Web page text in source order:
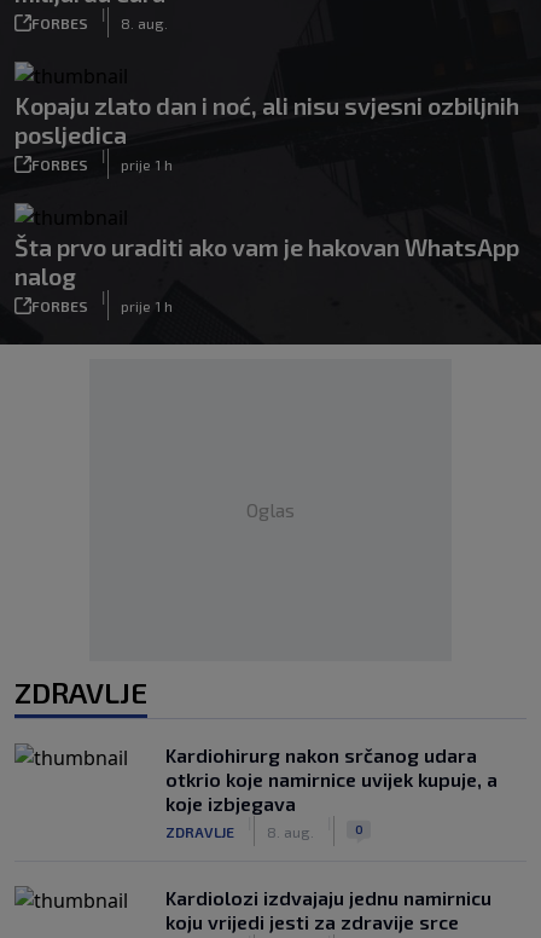
FORBES
|
8. aug.
Kopaju zlato dan i noć, ali nisu svjesni ozbiljnih
posljedica
FORBES
|
prije 1 h
Šta prvo uraditi ako vam je hakovan WhatsApp
nalog
FORBES
|
prije 1 h
Oglas
ZDRAVLJE
Kardiohirurg nakon srčanog udara
otkrio koje namirnice uvijek kupuje, a
koje izbjegava
ZDRAVLJE 8. aug. 0
Kardiolozi izdvajaju jednu namirnicu
koju vrijedi jesti za zdravije srce